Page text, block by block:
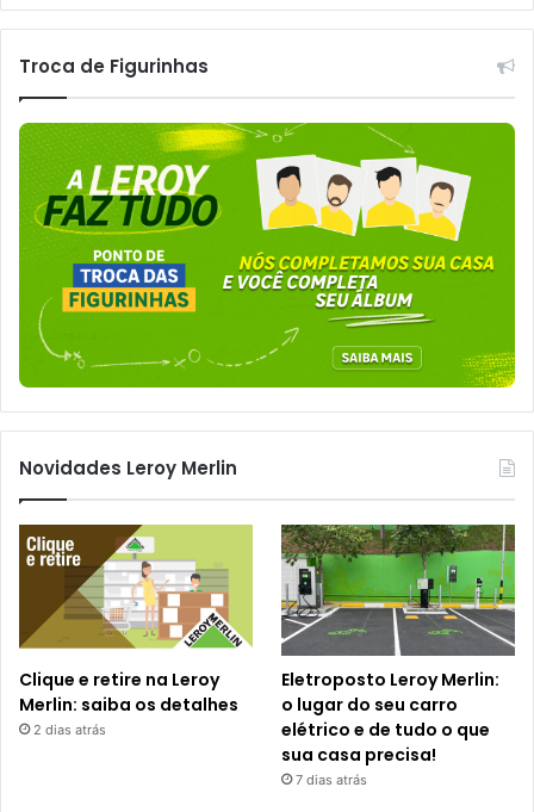
Troca de Figurinhas
Novidades Leroy Merlin
Clique e retire na Leroy
Merlin: saiba os detalhes
2 dias atrás
Eletroposto Leroy Merlin:
o lugar do seu carro
elétrico e de tudo o que
sua casa precisa!
7 dias atrás